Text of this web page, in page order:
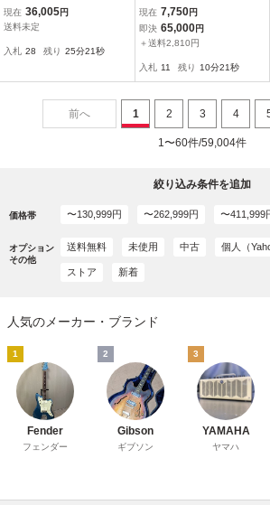
Y SOUND ST60 エレキギ
ター ホワイト 1円
現在 36,005円
送料未定
入札 28 残り 25分20秒
TION CABINET ランドー
ル ギター ベース マイク
レコーディング 防音 キャ
ーカー Made in USA
現在 7,750円
即決 65,000円
＋送料2,810円
入札 11 残り 10分20秒
前へ 1 2 3 4
1〜60件/59,004件
絞り込み条件を追加
価格帯 〜130,999円 〜262,999円 〜411,999
オプション
その他
送料無料 未使用 中古 個人（
ストア 新着
人気のメーカー・ブランド
1
Fender
フェンダー
2
Gibson
ギブソン
3
YAMAHA
ヤマハ